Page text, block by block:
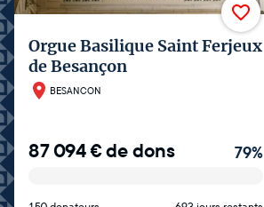
Orgue Basilique Saint Ferjeux
de Besançon
BESANCON
87 094€de dons 79%